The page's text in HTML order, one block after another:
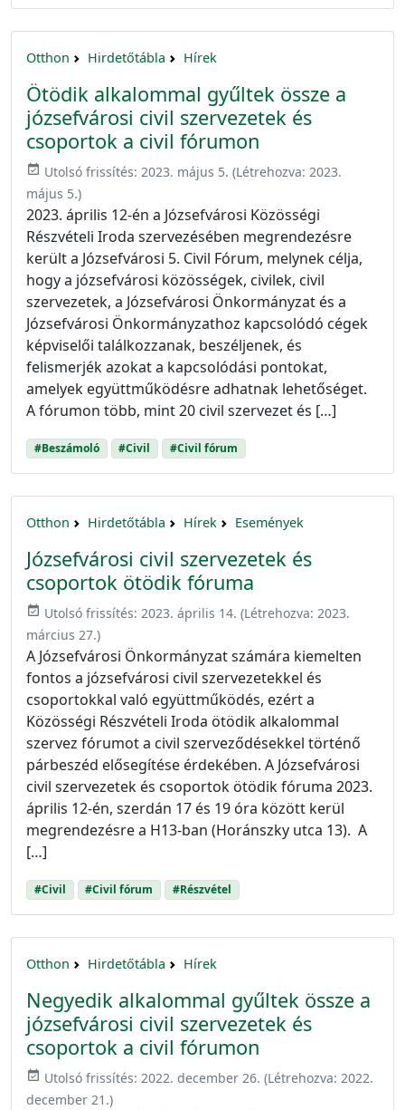
Otthon Hirdetőtábla Hírek
Ötödik alkalommal gyűltek össze a
józsefvárosi civil szervezetek és
csoportok a civil fórumon
event_available Utolsó frissítés: 2023. május 5. (Létrehozva: 2023.
május 5.)
2023. április 12-én a Józsefvárosi Közösségi
Részvételi Iroda szervezésében megrendezésre
került a Józsefvárosi 5. Civil Fórum, melynek célja,
hogy a józsefvárosi közösségek, civilek, civil
szervezetek, a Józsefvárosi Önkormányzat és a
Józsefvárosi Önkormányzathoz kapcsolódó cégek
képviselői találkozzanak, beszéljenek, és
felismerjék azokat a kapcsolódási pontokat,
amelyek együttműködésre adhatnak lehetőséget.
A fórumon több, mint 20 civil szervezet és […]
#Beszámoló #Civil #Civil fórum
Otthon Hirdetőtábla Hírek Események
Józsefvárosi civil szervezetek és
csoportok ötödik fóruma
event_available Utolsó frissítés: 2023. április 14. (Létrehozva: 2023.
március 27.)
A Józsefvárosi Önkormányzat számára kiemelten
fontos a józsefvárosi civil szervezetekkel és
csoportokkal való együttműködés, ezért a
Közösségi Részvételi Iroda ötödik alkalommal
szervez fórumot a civil szerveződésekkel történő
párbeszéd elősegítése érdekében. A Józsefvárosi
civil szervezetek és csoportok ötödik fóruma 2023.
április 12-én, szerdán 17 és 19 óra között kerül
megrendezésre a H13-ban (Horánszky utca 13). A
[…]
#Civil #Civil fórum #Részvétel
Otthon Hirdetőtábla Hírek
Negyedik alkalommal gyűltek össze a
józsefvárosi civil szervezetek és
csoportok a civil fórumon
event_available Utolsó frissítés: 2022. december 26. (Létrehozva: 2022.
december 21.)